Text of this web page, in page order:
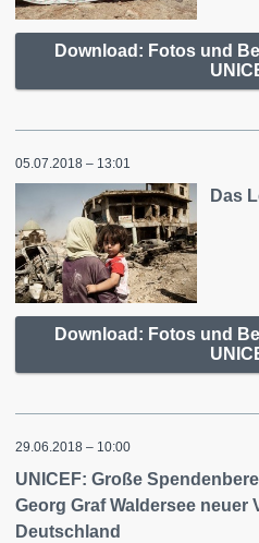
Download: Fotos und
05.07.2018 – 13:01
Das
Download: Fotos und
29.06.2018 – 10:00
UNICEF: Große
Georg Graf Waldersee neuer
Deutschland